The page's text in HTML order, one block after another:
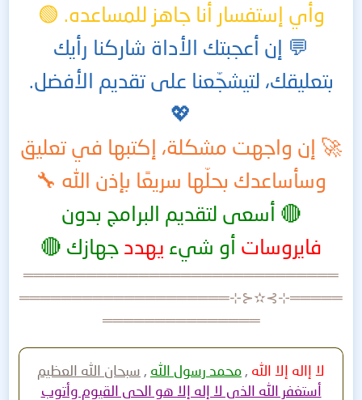
وأي إستفسار أنا جاهز للمساعده. 🟢
💬 إن أعجبتك الأداة شاركنا رأيك
بتعليقك، لتيشجّعنا على تقديم الأفضل.
💖
🚀 إن واجهت مشكلة، إكتبها في تعليق
وسأساعدك بحلّها سريعًا بإذن الله 🔧
🔴 أسعى لتقديم البرامج بدون
فايروسات أو شيء يهدد جهازك 🔴
═════
═════════════════════════
═════⊹⊱✫⊰⊹
══════
═════
═════════
═══════════════
لا إاله إلا الله , محمد رسول الله , سبحان الله العظيم
أستغفر الله الذي لا إله إلا هو الحي القيوم وأتوب